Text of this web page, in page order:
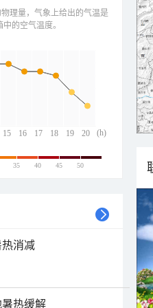
15 16 17 18 19 20
(h)
理量，气象上给出的气温是
的空气温度。
35 40 45 50
热消减
热缓解